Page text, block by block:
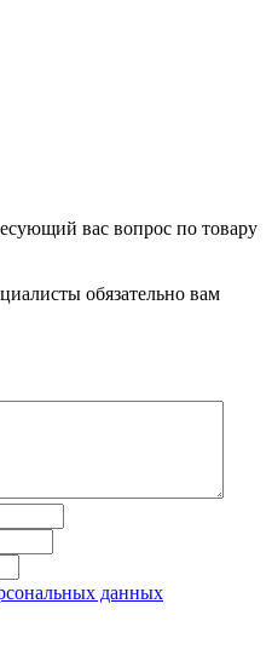
вас вопрос по товару
обязательно вам
данных